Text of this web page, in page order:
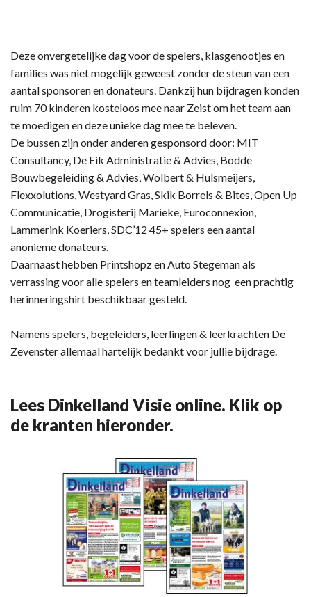
Deze onvergetelijke dag voor de spelers, klasgenootjes en
families was niet mogelijk geweest zonder de steun van een
aantal sponsoren en donateurs. Dankzij hun bijdragen konden
ruim 70 kinderen kosteloos mee naar Zeist om het team aan
te moedigen en deze unieke dag mee te beleven.
De bussen zijn onder anderen gesponsord door: MIT
Consultancy, De Eik Administratie & Advies, Bodde
Bouwbegeleiding & Advies, Wolbert & Hulsmeijers,
Flexxolutions, Westyard Gras, Skik Borrels & Bites, Open Up
Communicatie, Drogisterij Marieke, Euroconnexion,
Lammerink Koeriers, SDC’12 45+ spelers een aantal
anonieme donateurs.
Daarnaast hebben Printshopz en Auto Stegeman als
verrassing voor alle spelers en teamleiders nog een prachtig
herinneringshirt beschikbaar gesteld.
Namens spelers, begeleiders, leerlingen & leerkrachten De
Zevenster allemaal hartelijk bedankt voor jullie bijdrage.
Lees Dinkelland Visie online. Klik op
de kranten hieronder.